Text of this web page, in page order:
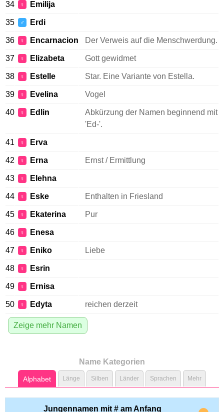
34 ♀ Emilija
35 ♂ Erdi
36 ♀ Encarnacion Der Verweis auf die Menschwerdung.
37 ♀ Elizabeta Gott gewidmet
38 ♀ Estelle Star. Eine Variante von Estella.
39 ♀ Evelina Vogel
40 ♀ Edlin
Abkürzung der Namen beginnend mit
'Ed-'.
41 ♀ Erva
42 ♀ Erna Ernst / Ermittlung
43 ♀ Elehna
44 ♀ Eske Enthalten in Friesland
45 ♀ Ekaterina Pur
46 ♀ Enesa
47 ♀ Eniko Liebe
48 ♀ Esrin
49 ♀ Ernisa
50 ♀ Edyta reichen derzeit
Zeige mehr Namen
Name Kategorien
Alphabet Länge Silben Länder Sprachen Mehr
Jungennamen mit # am Anfang